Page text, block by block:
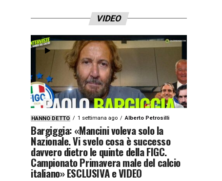
VIDEO
HANNO DETTO 1 settimana ago Alberto Petrosilli
Bargiggia: «Mancini voleva solo la
Nazionale. Vi svelo cosa è successo
davvero dietro le quinte della FIGC.
Campionato Primavera male del calcio
italiano» ESCLUSIVA e VIDEO